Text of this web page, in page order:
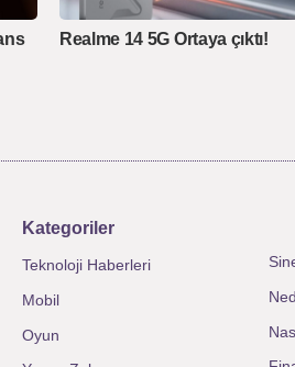
Realme 14 5G Ortaya çıktı!
Kategoriler
Teknoloji Haberleri
Mobil
Oyun